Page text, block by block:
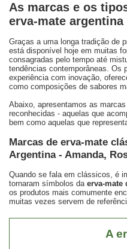
As marcas e os
erva-mate argentina
Graças a uma longa tradição de
está disponível hoje em muitas
consagradas pelo tempo até
tendências contemporâneas. Os
experiência com inovação,
como composições de sabores
Abaixo, apresentamos as
reconhecidas - aquelas que
bem como aquelas que
Marcas de erva-mate
Argentina - Amanda,
Quando se fala em clássicos, é
tornaram símbolos da erva-mate
os produtos mais comumente
muitas vezes servem de
A